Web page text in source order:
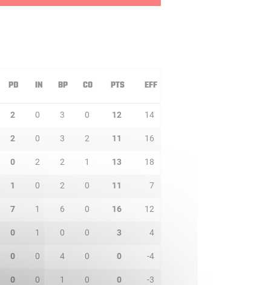
PD IN BP CO PTS EFF
2 0 3 0 12 14
2 0 3 2 11 16
0 2 2 1 13 18
1 0 2 0 11 7
7 1 6 0 16 12
0 1 0 0 3 4
0 0 4 0 0 -4
0 0 1 0 0 -3